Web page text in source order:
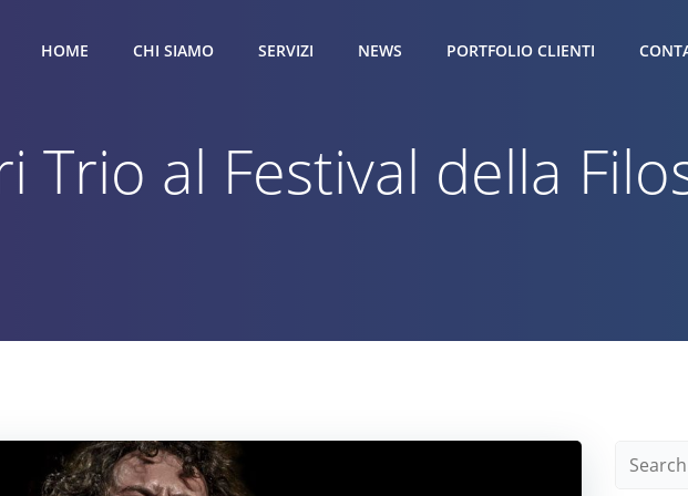
HOME CHI SIAMO SERVIZI NEWS PORTFOLIO CLIENTI
Trio al Festival della
Search